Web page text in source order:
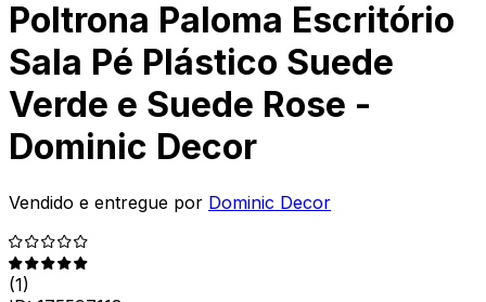
Poltrona Paloma Escritório
Sala Pé Plástico Suede
Verde e Suede Rose -
Dominic Decor
Vendido e entregue por Dominic Decor
(1)